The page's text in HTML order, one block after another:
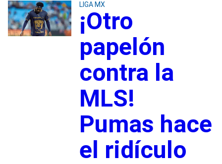
LIGA MX
¡Otro
papelón
contra la
MLS!
Pumas hace
el ridículo